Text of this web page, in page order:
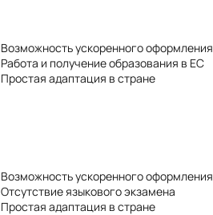
Возможность ускоренного оформления
Работа и получение образования в ЕС
Простая адаптация в стране
Возможность ускоренного оформления
Отсутствие языкового экзамена
Простая адаптация в стране